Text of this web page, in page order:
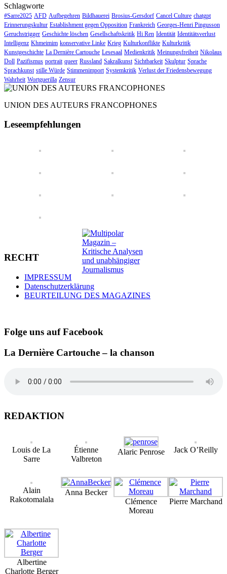
Schlagworte
#Sarre2025 AFD Aufbegehren Bildhauerei Brosius-Gersdorf Cancel Culture chatgpt
Erinnerungskultur Establishment gegen Opposition Frankreich Georges-Henri Pingusson
Geruchstrigger Geschichte löschen Gesellschaftskritik Hi Ren Identität Identitätsverlust
Intelligenz Khmeimim konservative Linke Krieg Kulturkonflikte Kulturkritik
Kunstgeschichte La Dernière Cartouche Lesesaal Medienkritik Meinungsfreiheit Nikolaus
Doll Pazifismus portrait queer Russland Sakralkunst Sichtbarkeit Skulptur Sprache
Sprachkunst stille Würde Stimmenimport Systemkritik Verlust der Friedensbewegung
Wahrheit Wortguerilla Zensur
UNION DES AUTEURS FRANCOPHONES
Leseempfehlungen
RECHT
IMPRESSUM
Datenschutzerklärung
BEURTEILUNG DES MAGAZINES
Folge uns auf Facebook
La Dernière Cartouche – la chanson
REDAKTION
Louis de La
Sarre
Étienne
Valbreton
Alaric Penrose Jack O’Reilly
Alain
Rakotomalala
Anna Becker
Clémence
Moreau
Pierre Marchand
Albertine
Charlotte Berger